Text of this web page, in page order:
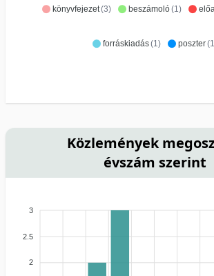
könyvfejezet(3) beszámoló(1)
forráskiadás(1) poszter
Közlemények
évszám szerint
3
2.5
2